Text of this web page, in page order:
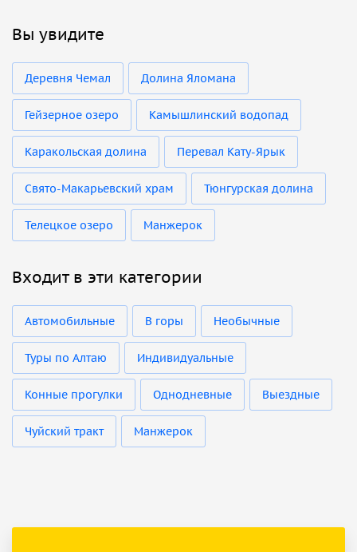
Вы увидите
Деревня Чемал Долина Яломана
Гейзерное озеро Камышлинский водопад
Каракольская долина Перевал Кату-Ярык
Свято-Макарьевский храм Тюнгурская долина
Телецкое озеро Манжерок
Входит в эти категории
Автомобильные В горы Необычные
Туры по Алтаю Индивидуальные
Конные прогулки Однодневные Выездные
Чуйский тракт Манжерок